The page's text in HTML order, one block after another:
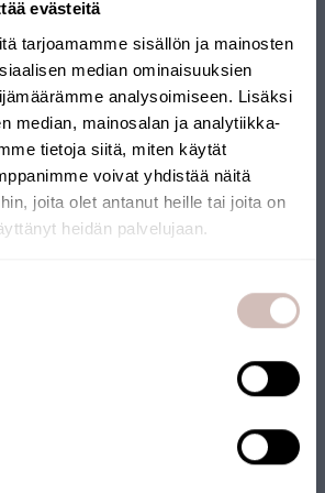
evästeitä
tarjoamamme sisällön ja mainosten
median ominaisuuksien
analysoimiseen. Lisäksi
median, mainosalan ja analytiikka-
tietoja siitä, miten käytät
voivat yhdistää näitä
joita olet antanut heille tai joita on
heidän palvelujaan.
kol.
av blågröna algernas gifter
osmosteknik, t.ex.AQVA Smart EVO
för omvänd osmos
i L-format filterhus (standardstorlek 10"
på råvattnets kvalitet. Byt ut filtret